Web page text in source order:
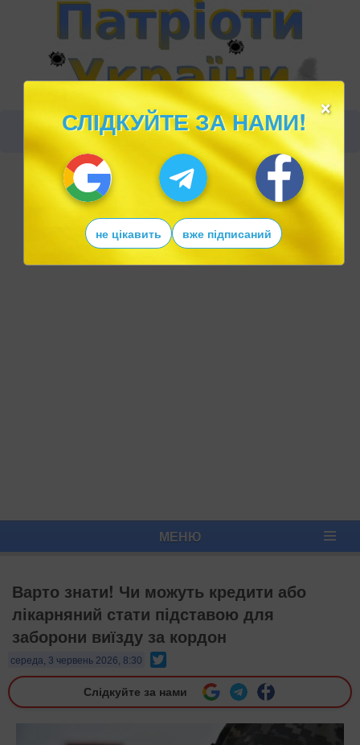
МЕНЮ
Варто знати! Чи можуть кредити або
лікарняний стати підставою для
заборони виїзду за кордон
середа, 3 червень 2026, 8:30
Слідкуйте за нами
×
СЛІДКУЙТЕ ЗА НАМИ!
не цікавить вже підписаний